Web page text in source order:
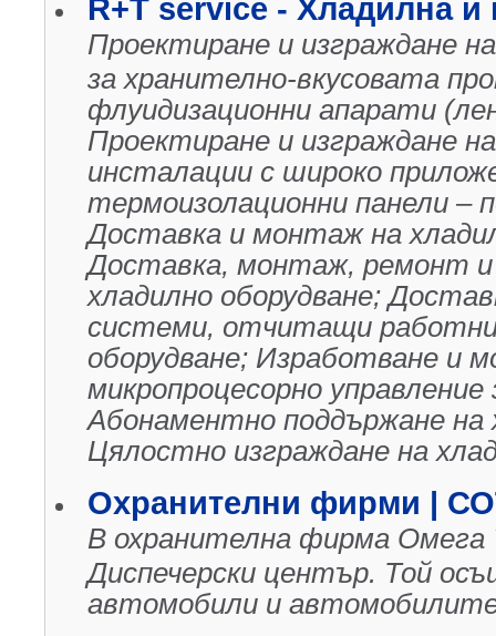
R+T service - Хладилна и
Проектиране и изграждане
за хранително-вкусовата
флуидизационни апарати
Проектиране и изграждане
инсталации с широко
термоизолационни панели –
Доставка и монтаж на
Доставка, монтаж, ремонт
хладилно оборудване;
системи, отчитащи
оборудване; Изработване и
микропроцесорно
Абонаментно поддържане на
Цялостно изграждане на
Охранителни фирми |
В охранителна фирма Омега
Диспечерски център. Той
автомобили и